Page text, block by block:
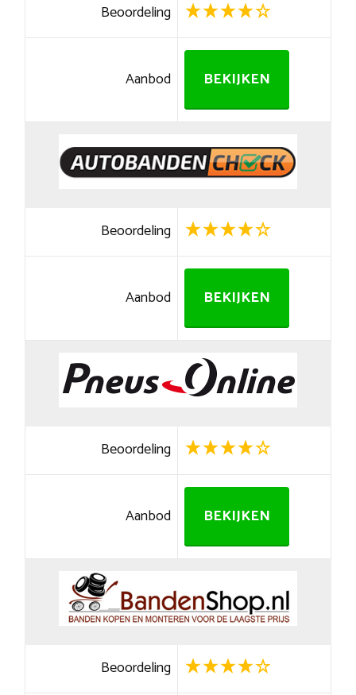
Beoordeling
Aanbod BEKIJKEN
Beoordeling
Aanbod BEKIJKEN
Beoordeling
Aanbod BEKIJKEN
Beoordeling